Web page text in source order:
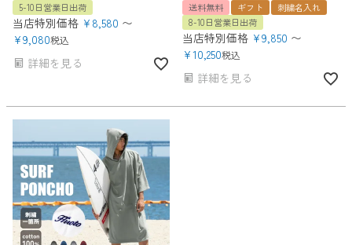
5-10日営業日出荷
当店特別価格 ¥ 8,580 〜
¥9,080税込
詳細を見る
送料無料 ギフト
刺繍名入れ
8-10日営業日出荷
当店特別価格 ¥9,850 〜
¥10,250税込
詳細を見る